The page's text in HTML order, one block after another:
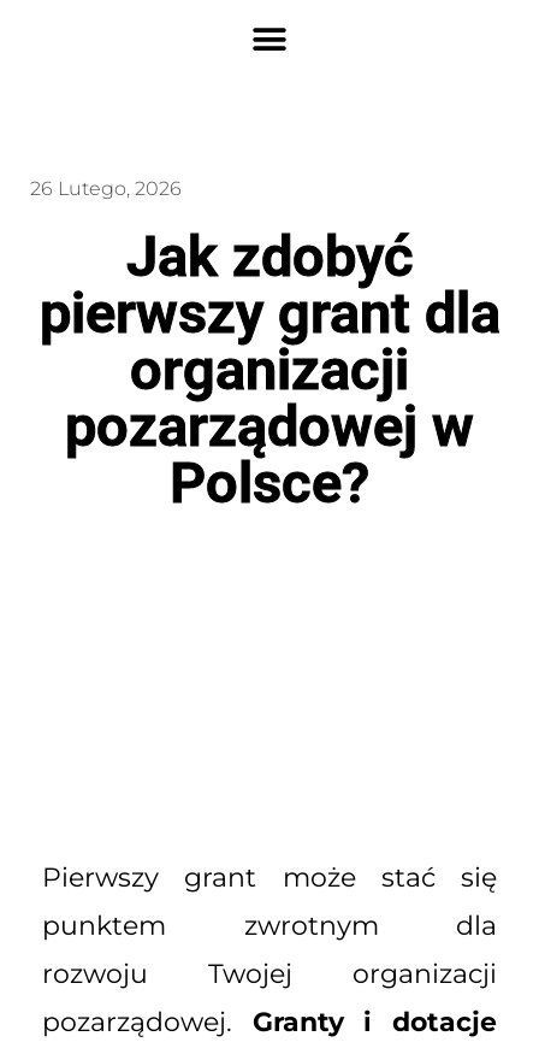
26 Lutego, 2026
Jak zdobyć
pierwszy grant dla
organizacji
pozarządowej w
Polsce?
Pierwszy grant może stać się
punktem zwrotnym dla
rozwoju Twojej organizacji
pozarządowej. Granty i dotacje